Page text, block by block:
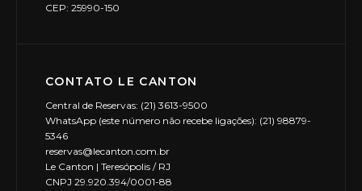
CEP: 25990-150
CONTATO LE CANTON
Central de Reservas: (21) 3613-9500
WhatsApp (este número não recebe ligações): (21) 98879-
5346
reservas@lecanton.com.br
Le Canton | Teresópolis / RJ
CNPJ 29.920.394/0001-88